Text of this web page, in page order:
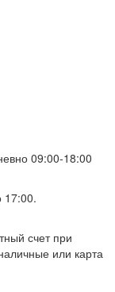
09:00-18:00
17:00.
счет при
или карта